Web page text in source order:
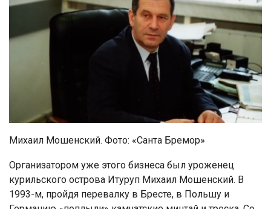
Михаил Мошенский. Фото: «Санта Бремор»
Организатором уже этого бизнеса был уроженец
курильского острова Итуруп Михаил Мошенский. В
1993-м, пройдя перевалку в Бресте, в Польшу и